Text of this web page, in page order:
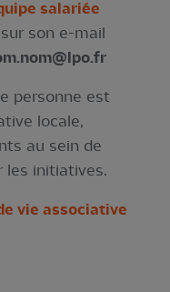
salariée
son e-mail
personne est
locale,
au sein de
les initiatives.
vie associative